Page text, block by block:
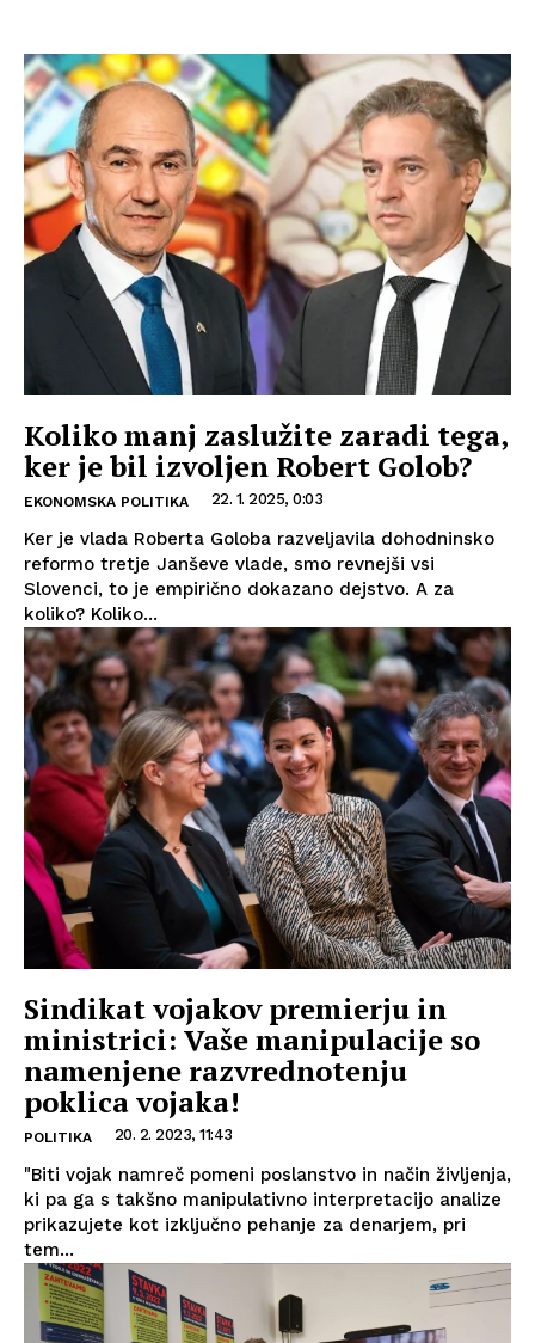
Koliko manj zaslužite zaradi tega,
ker je bil izvoljen Robert Golob?
EKONOMSKA POLITIKA 22. 1. 2025, 0:03
Ker je vlada Roberta Goloba razveljavila dohodninsko
reformo tretje Janševe vlade, smo revnejši vsi
Slovenci, to je empirično dokazano dejstvo. A za
koliko? Koliko...
Sindikat vojakov premierju in
ministrici: Vaše manipulacije so
namenjene razvrednotenju
poklica vojaka!
POLITIKA 20. 2. 2023, 11:43
"Biti vojak namreč pomeni poslanstvo in način življenja,
ki pa ga s takšno manipulativno interpretacijo analize
prikazujete kot izključno pehanje za denarjem, pri
tem...